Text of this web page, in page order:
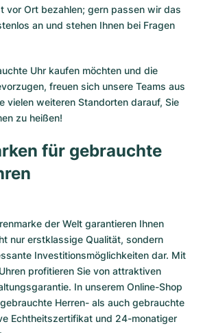
vor Ort bezahlen; gern passen wir das
an und stehen Ihnen bei Fragen
Uhr kaufen möchten und die
freuen sich unsere Teams aus
vielen weiteren Standorten darauf, Sie
zu heißen!
für gebrauchte
der Welt garantieren Ihnen
nur erstklassige Qualität, sondern
Investitionsmöglichkeiten dar. Mit
profitieren Sie von attraktiven
In unserem Online-Shop
Herren- als auch gebrauchte
Echtheitszertifikat und 24-monatiger